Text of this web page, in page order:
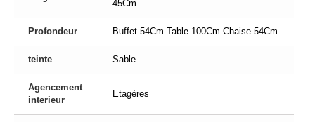
45Cm
Profondeur Buffet 54Cm Table 100Cm Chaise 54Cm
teinte Sable
Agencement
interieur
Etagères